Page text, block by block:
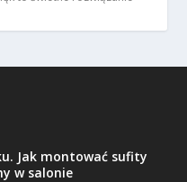
Jak montować sufity
w salonie